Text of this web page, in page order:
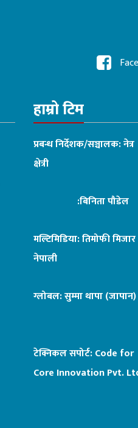
हाम्रो टिम
प्रबन्ध निर्देशक/सञ्चालक: नेत्र
क्षेत्री
:बिनिता पौडेल
मल्टिमिडिया: तिमोफी मिजार
नेपाली
ग्लोबल: सुम्मा थापा (जापान)
टेक्निकल सपोर्ट:Code for
Core Innovation Pvt.